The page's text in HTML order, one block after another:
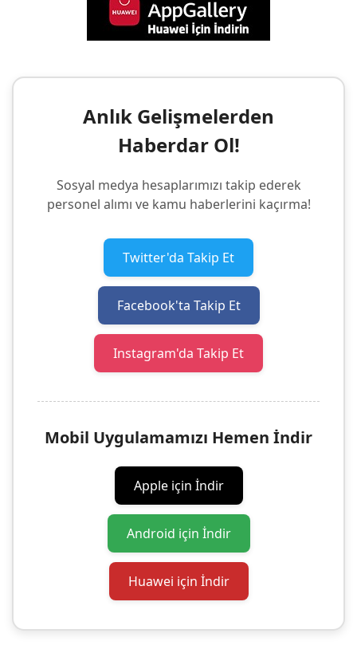
Anlık Gelişmelerden
Haberdar Ol!
Sosyal medya hesaplarımızı takip ederek
personel alımı ve kamu haberlerini kaçırma!
Twitter'da Takip Et
Facebook'ta Takip Et
Instagram'da Takip Et
Mobil Uygulamamızı Hemen İndir
Apple için İndir
Android için İndir
Huawei için İndir